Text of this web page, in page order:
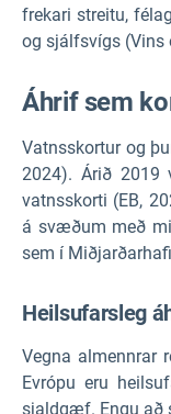
frekari streitu,
og sjálfsvígs (Vins
Áhrif sem
Vatnsskortur og
2024). Árið
vatnsskorti (EB,
á svæðum með
sem í
Heilsufarsleg
Vegna almennrar
Evrópu eru
sjaldgæf. Engu að